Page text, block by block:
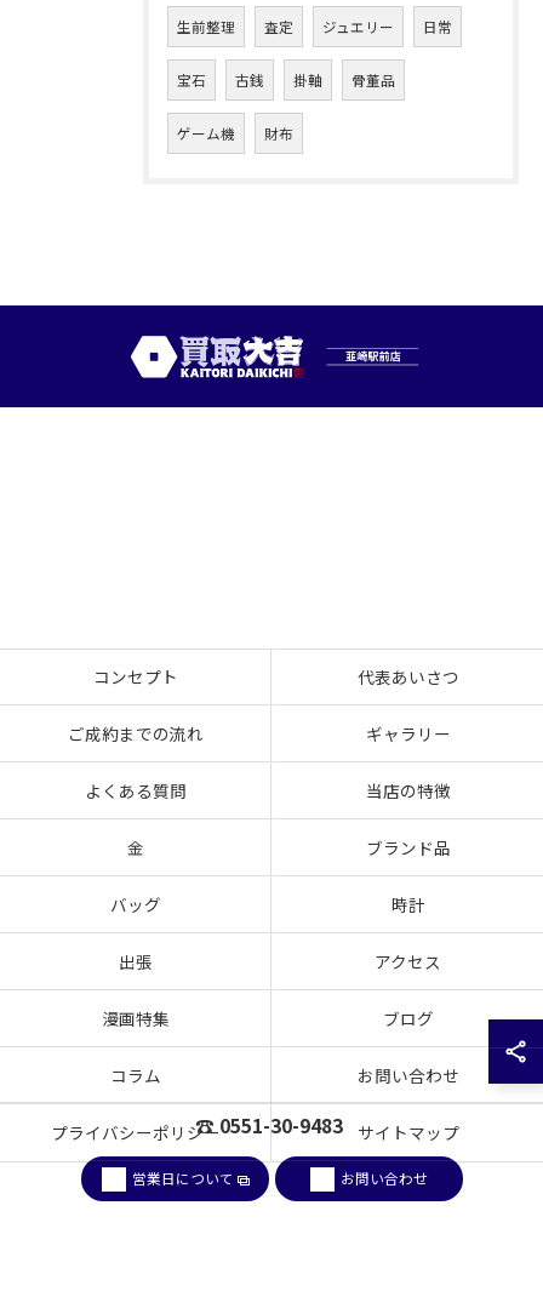
生前整理 査定 ジュエリー 日常
宝石 古銭 掛軸 骨董品
ゲーム機 財布
☎ 0551-30-9483
営業日について お問い合わせ
コンセプト 代表あいさつ
ご成約までの流れ ギャラリー
よくある質問 当店の特徴
金 ブランド品
バッグ 時計
出張 アクセス
漫画特集 ブログ
コラム お問い合わせ
プライバシーポリシー サイトマップ
© 2026 山梨県韮崎市のお買取なら買取大吉 韮崎駅前店 ALL RIGHTS RESERVED.